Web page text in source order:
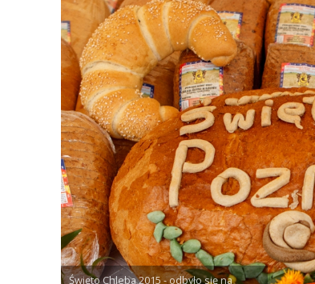
Święto Chleba 2015 - odbyło się na